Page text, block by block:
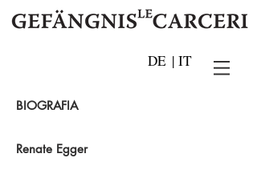
IT
|
DE
BIOGRAFIA
Renate Egger